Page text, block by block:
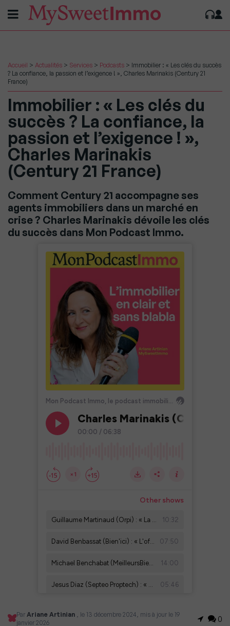
Accueil > Actualités > Services > Podcasts > Immobilier : « Les clés du succès
? La confiance, la passion et l’exigence ! », Charles Marinakis (Century 21
France)
Immobilier : « Les clés du
succès ? La confiance, la
passion et l’exigence ! »,
Charles Marinakis
(Century 21 France)
Comment Century 21 accompagne ses
agents immobiliers dans un marché en
crise ? Charles Marinakis dévoile les clés
du succès dans Mon Podcast Immo.
Par Ariane Artinian , le 13 décembre 2024, mis à jour le 19
janvier 2026
0